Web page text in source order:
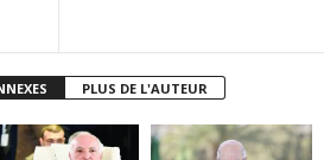
PLUS DE L'AUTEUR